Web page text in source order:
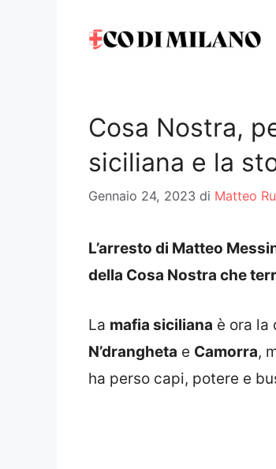
Cosa Nostra,
siciliana e la
Gennaio 24, 2023 di Matteo
L’arresto di Matteo
della Cosa Nostra che
La mafia siciliana è ora la
N’drangheta e Camorra,
ha perso capi, potere e